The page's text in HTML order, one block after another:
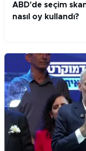
ABD'de seçim
nasıl oy kullandı?